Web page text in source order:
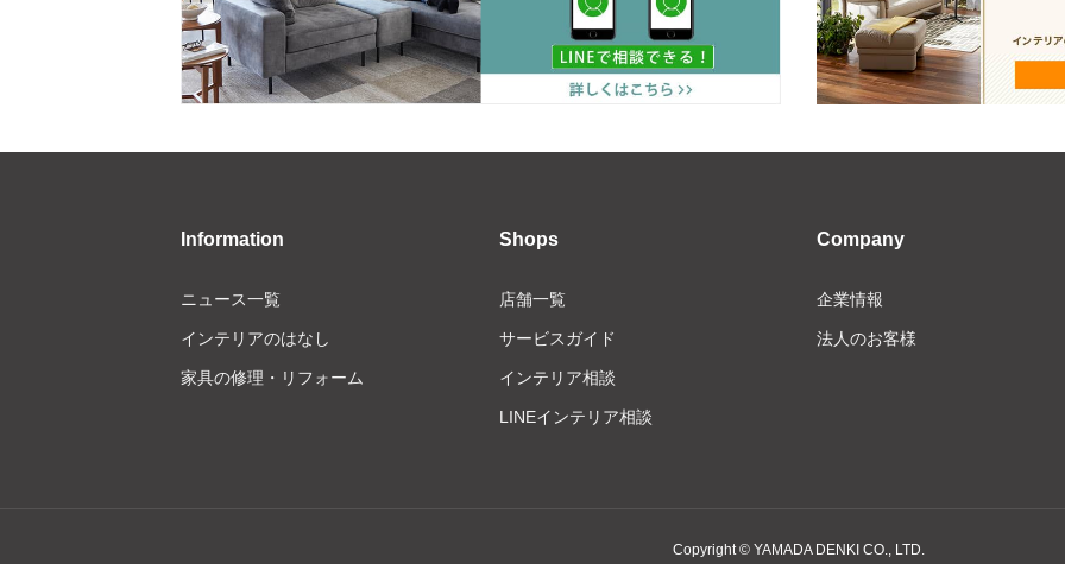
Information
ニュース一覧
インテリアのはなし
家具の修理・リフォーム
Shops
店舗一覧
サービスガイド
インテリア相談
LINEインテリア相談
Company
企業情報
法人のお客様
Copyright © YAMADA DENKI CO., LTD.